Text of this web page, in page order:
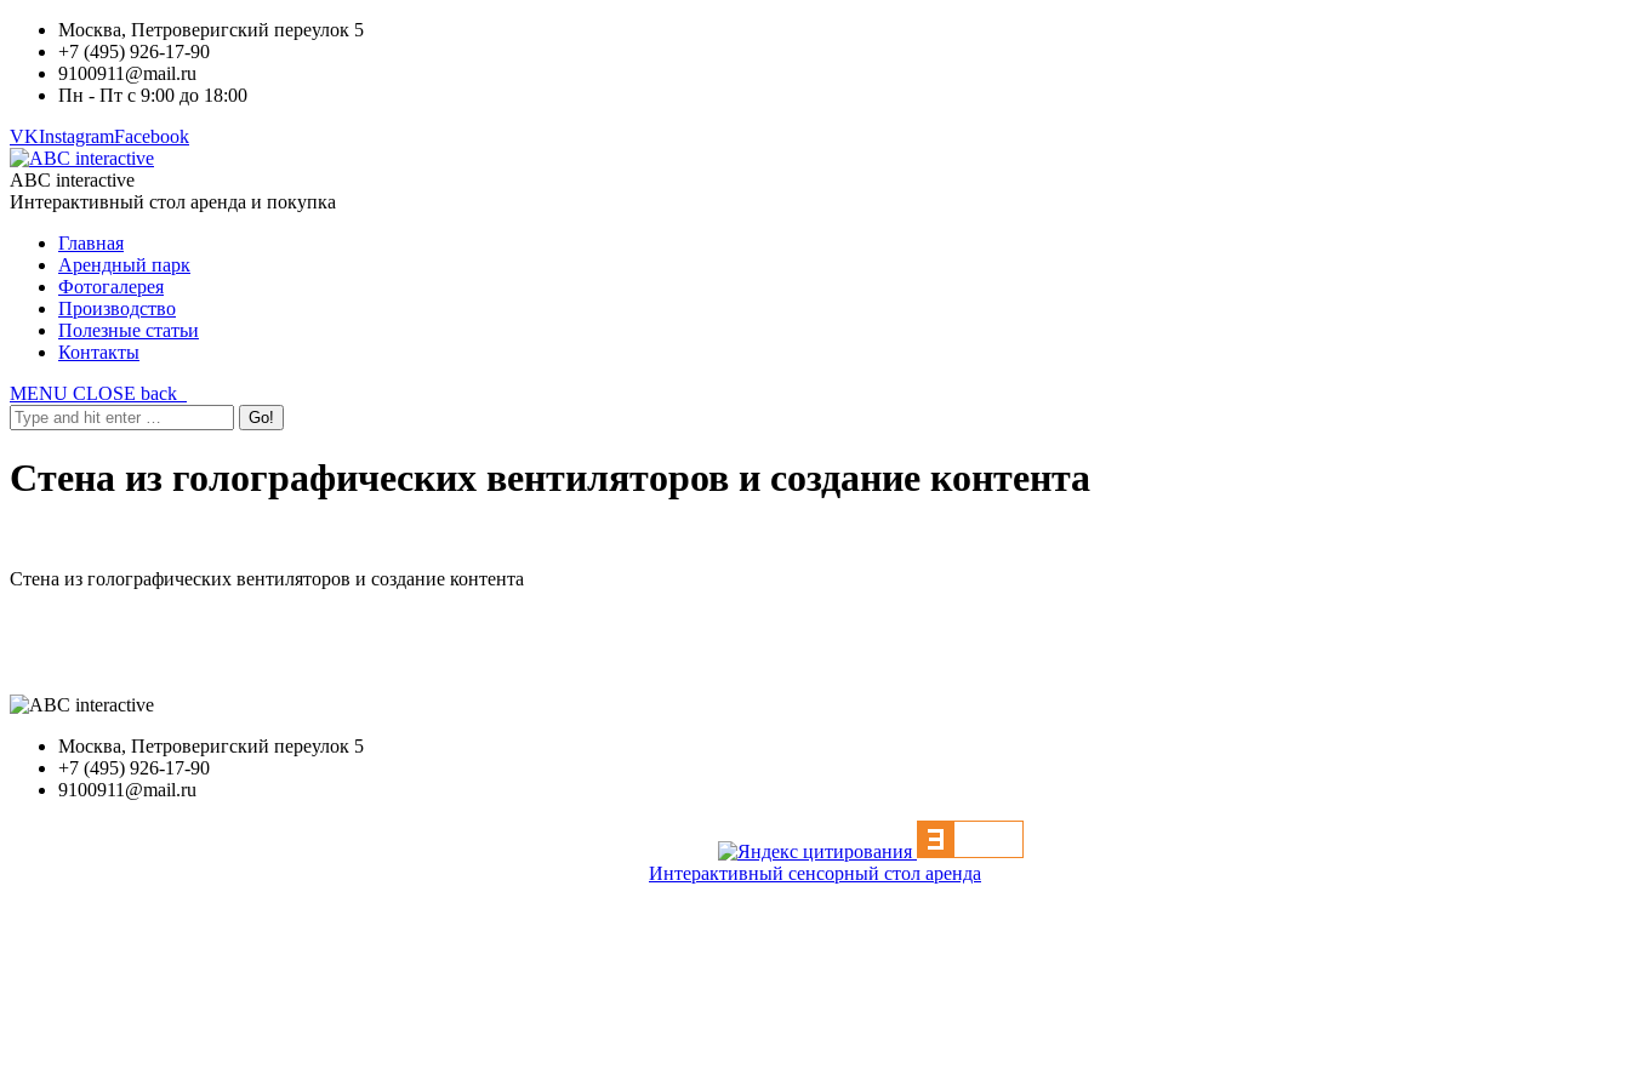
Москва, Петроверигский переулок 5
+7 (495) 926-17-90
9100911@mail.ru
Пн - Пт с 9:00 до 18:00
VKInstagramFacebook
ABC interactive
Интерактивный стол аренда и покупка
Главная
Арендный парк
Фотогалерея
Производство
Полезные статьи
Контакты
MENU CLOSE back
Стена из голографических вентиляторов и создание контента
Стена из голографических вентиляторов и создание контента
Москва, Петроверигский переулок 5
+7 (495) 926-17-90
9100911@mail.ru
Интерактивный сенсорный стол аренда